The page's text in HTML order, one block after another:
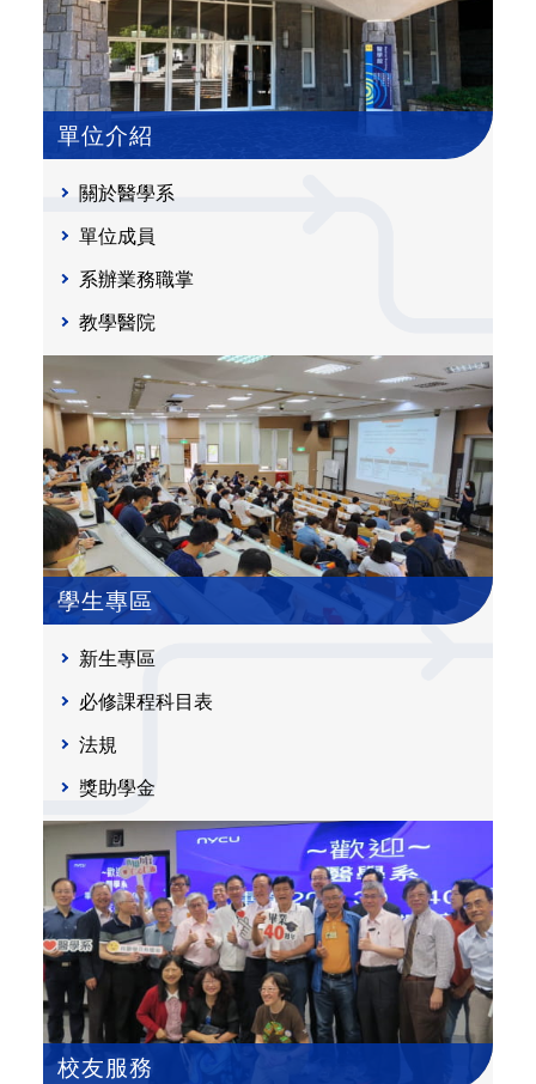
單位介紹
關於醫學系
單位成員
系辦業務職掌
教學醫院
學生專區
新生專區
必修課程科目表
法規
獎助學金
校友服務